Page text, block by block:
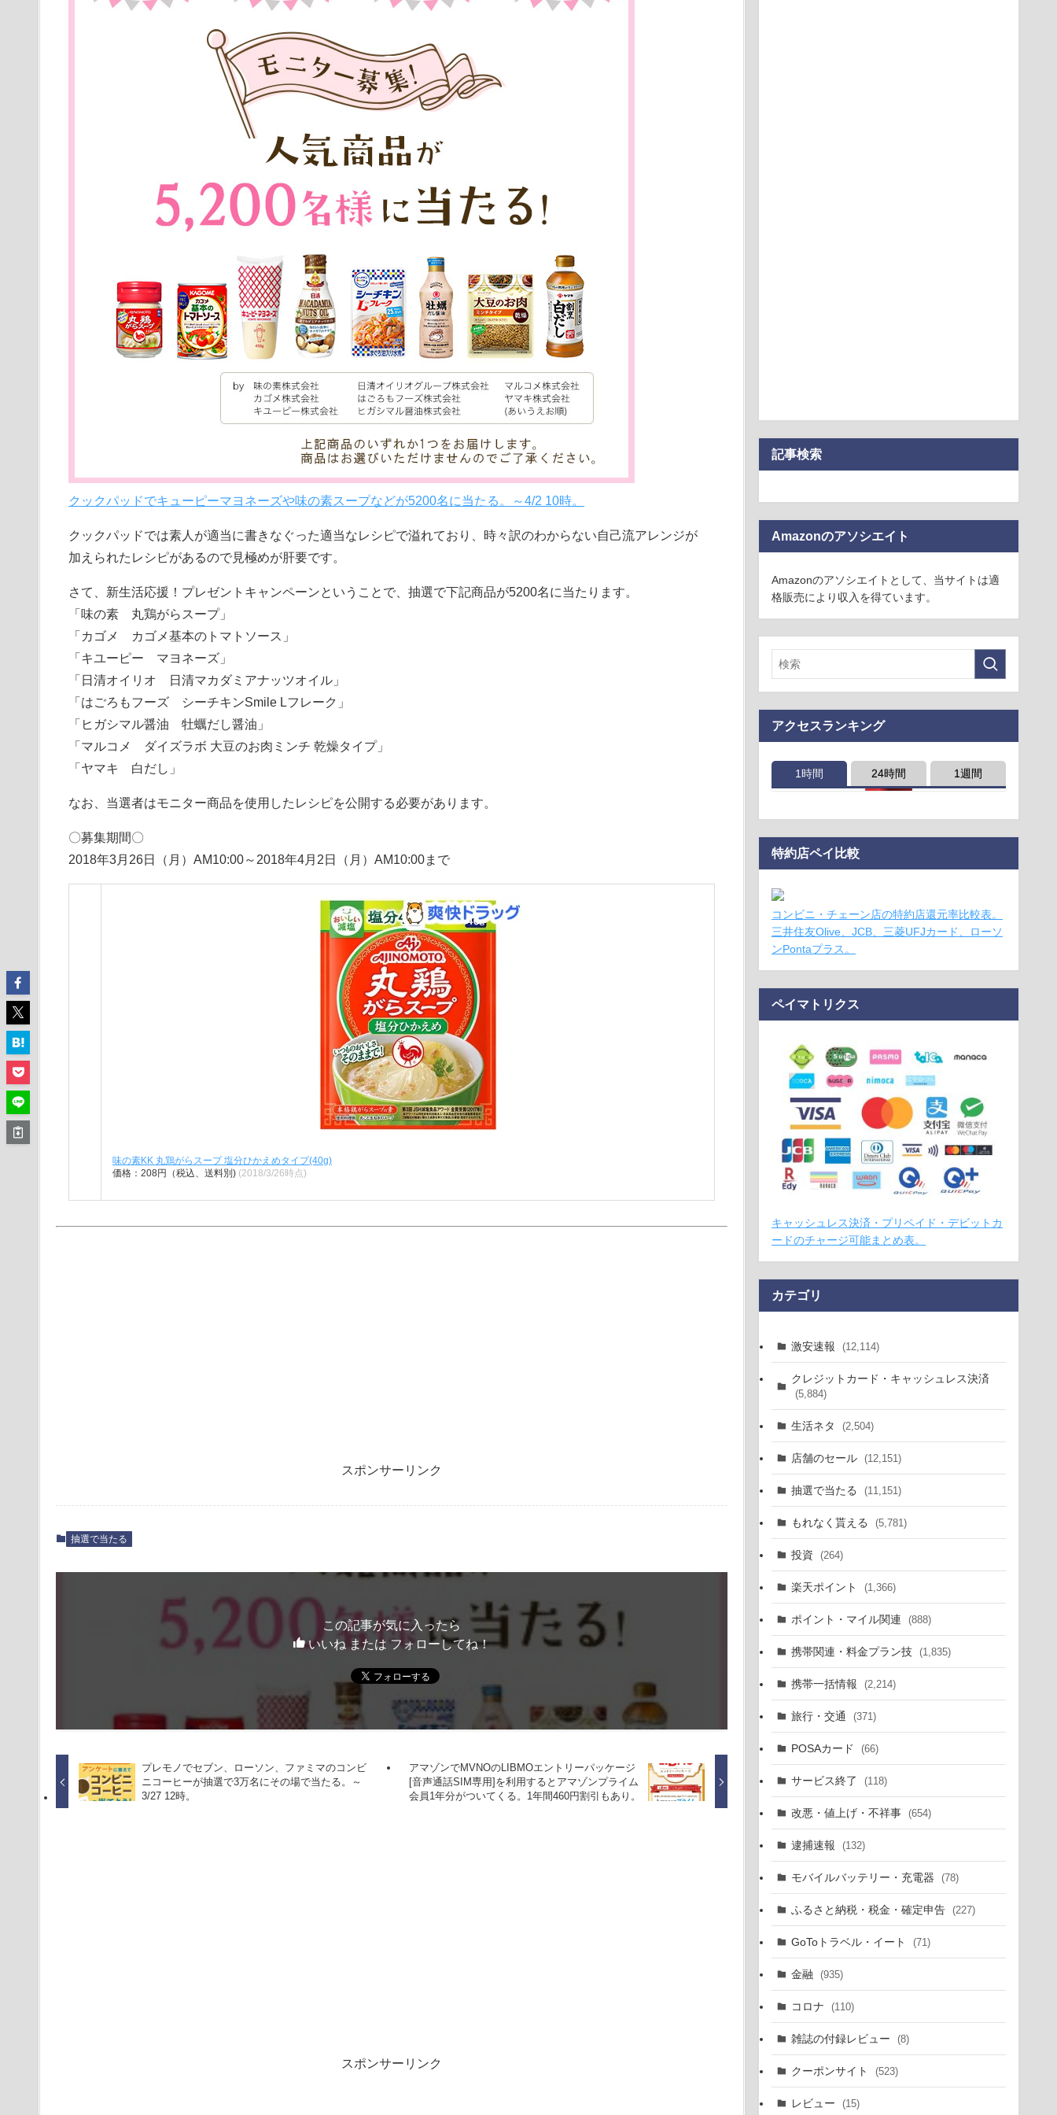
クックパッドでキューピーマヨネーズや味の素スープなどが5200名に当たる。～4/2 10時。
クックパッドでは素人が適当に書きなぐった適当なレシピで溢れており、時々訳のわからない自己流アレンジが
加えられたレシピがあるので見極めが肝要です。
さて、新生活応援！プレゼントキャンペーンということで、抽選で下記商品が5200名に当たります。
「味の素 丸鶏がらスープ」
「カゴメ カゴメ基本のトマトソース」
「キユーピー マヨネーズ」
「日清オイリオ 日清マカダミアナッツオイル」
「はごろもフーズ シーチキンSmile Lフレーク」
「ヒガシマル醤油 牡蠣だし醤油」
「マルコメ ダイズラボ 大豆のお肉ミンチ 乾燥タイプ」
「ヤマキ 白だし」
なお、当選者はモニター商品を使用したレシピを公開する必要があります。
〇募集期間〇
2018年3月26日（月）AM10:00～2018年4月2日（月）AM10:00まで
味の素KK 丸鶏がらスープ 塩分ひかえめタイプ(40g)
価格：208円（税込、送料別) (2018/3/26時点)
スポンサーリンク
抽選で当たる
この記事が気に入ったら
いいね または フォローしてね！
プレモノでセブン、ローソン、ファミマのコンビ
ニコーヒーが抽選で3万名にその場で当たる。～
3/27 12時。
アマゾンでMVNOのLIBMOエントリーパッケージ
[音声通話SIM専用]を利用するとアマゾンプライム
会員1年分がついてくる。1年間460円割引もあり。
スポンサーリンク
記事検索
Amazonのアソシエイト
Amazonのアソシエイトとして、当サイトは適
格販売により収入を得ています。
アクセスランキング
1時間 24時間 1週間
特約店ペイ比較
コンビニ・チェーン店の特約店還元率比較表。
三井住友Olive、JCB、三菱UFJカード、ローソ
ンPontaプラス。
ペイマトリクス
キャッシュレス決済・プリペイド・デビットカ
ードのチャージ可能まとめ表。
カテゴリ
激安速報 (12,114)
クレジットカード・キャッシュレス決済
(5,884)
生活ネタ (2,504)
店舗のセール (12,151)
抽選で当たる (11,151)
もれなく貰える (5,781)
投資 (264)
楽天ポイント (1,366)
ポイント・マイル関連 (888)
携帯関連・料金プラン技 (1,835)
携帯一括情報 (2,214)
旅行・交通 (371)
POSAカード (66)
サービス終了 (118)
改悪・値上げ・不祥事 (654)
逮捕速報 (132)
モバイルバッテリー・充電器 (78)
ふるさと納税・税金・確定申告 (227)
GoToトラベル・イート (71)
金融 (935)
コロナ (110)
雑誌の付録レビュー (8)
クーポンサイト (523)
レビュー (15)